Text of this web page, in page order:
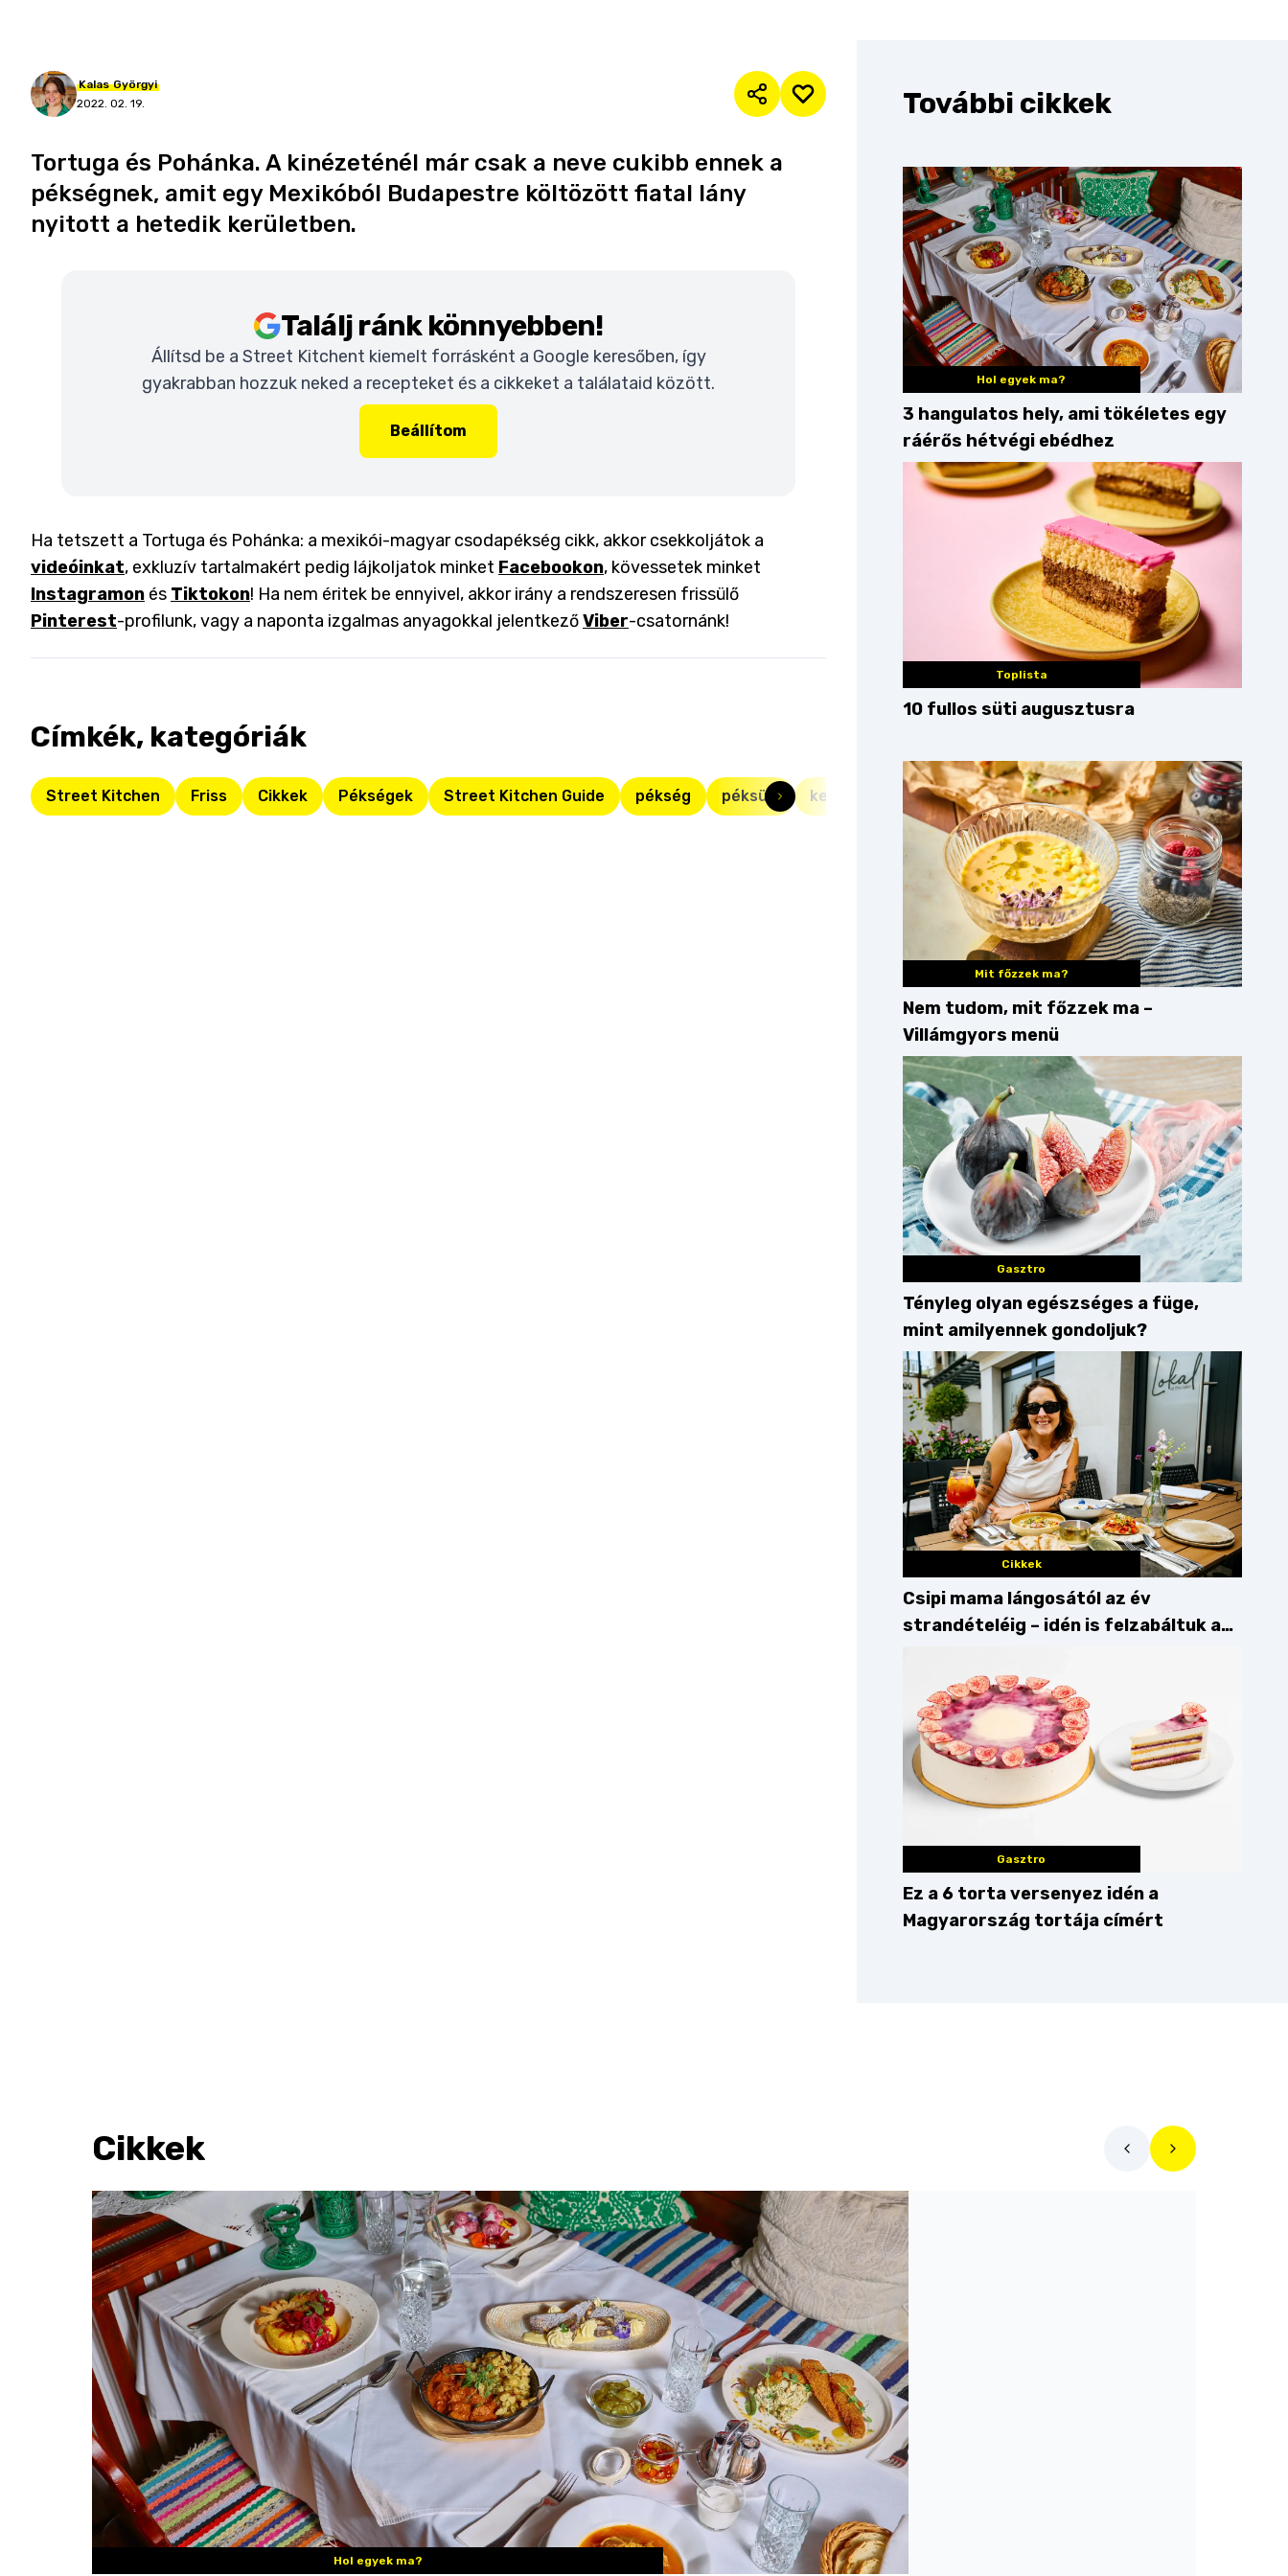
Kalas Györgyi
2022. 02. 19.
Tortuga és Pohánka. A kinézeténél már csak a neve cukibb ennek a
pékségnek, amit egy Mexikóból Budapestre költözött fiatal lány
nyitott a hetedik kerületben.
Találj ránk könnyebben!
Állítsd be a Street Kitchent kiemelt forrásként a Google keresőben, így
gyakrabban hozzuk neked a recepteket és a cikkeket a találataid között.
Beállítom
Ha tetszett a Tortuga és Pohánka: a mexikói-magyar csodapékség cikk, akkor csekkoljátok a
videóinkat, exkluzív tartalmakért pedig lájkoljatok minket Facebookon, kövessetek minket
Instagramon és Tiktokon! Ha nem éritek be ennyivel, akkor irány a rendszeresen frissülő
Pinterest-profilunk, vagy a naponta izgalmas anyagokkal jelentkezőViber-csatornánk!
Címkék, kategóriák
Street Kitchen Friss Cikkek Pékségek Street Kitchen Guide pékség péksüti kenyér mexikói kovászos kenyér
További cikkek
Hol egyek ma?
3 hangulatos hely, ami tökéletes egy
ráérős hétvégi ebédhez
Toplista
10 fullos süti augusztusra
Mit főzzek ma?
Nem tudom, mit főzzek ma –
Villámgyors menü
Gasztro
Tényleg olyan egészséges a füge,
mint amilyennek gondoljuk?
Cikkek
Csipi mama lángosától az év
strandételéig – idén is felzabáltuk a
Gasztro
Ez a 6 torta versenyez idén a
Magyarország tortája címért
Cikkek
Hol egyek ma?